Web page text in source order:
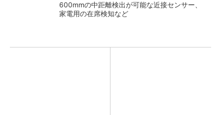
600mmの中距離検出が可能な近接センサー、
家電用の在席検知など